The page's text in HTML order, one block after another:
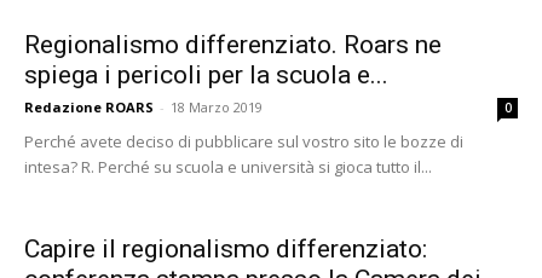
Regionalismo differenziato. Roars ne
spiega i pericoli per la scuola e...
Redazione ROARS - 18 Marzo 2019 0
Perché avete deciso di pubblicare sul vostro sito le bozze di
intesa? R. Perché su scuola e università si gioca tutto il...
Capire il regionalismo differenziato: